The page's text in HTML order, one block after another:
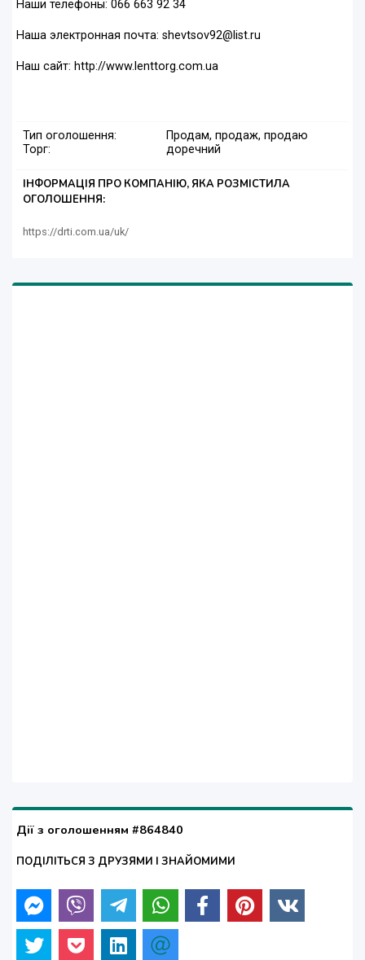
Наши телефоны: 066 663 92 34
Наша электронная почта: shevtsov92@list.ru
Наш сайт: http://www.lenttorg.com.ua
Тип оголошення:
Продам, продаж, продаю
Торг:
доречний
ІНФОРМАЦІЯ ПРО КОМПАНІЮ, ЯКА РОЗМІСТИЛА
ОГОЛОШЕННЯ:
https://drti.com.ua/uk/
Дії з оголошенням #864840
ПОДІЛІТЬСЯ З ДРУЗЯМИ І ЗНАЙОМИМИ